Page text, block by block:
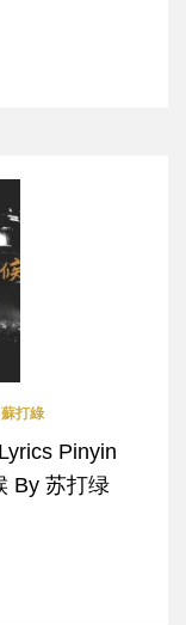
打綠
Pinyin
By 苏打绿